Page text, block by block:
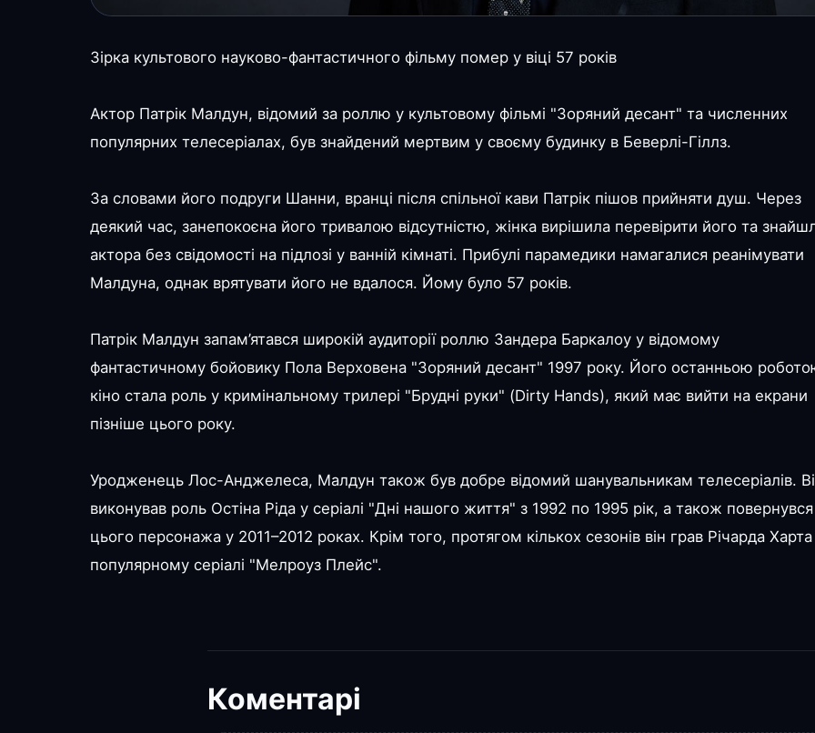
Зірка культового науково-фантастичного фільму помер у віці 57 років
Актор Патрік Малдун, відомий за роллю у культовому фільмі "Зоряний десант" та численних
популярних телесеріалах, був знайдений мертвим у своєму будинку в Беверлі-Гіллз.
За словами його подруги Шанни, вранці після спільної кави Патрік пішов прийняти душ. Через
деякий час, занепокоєна його тривалою відсутністю, жінка вирішила перевірити його та
актора без свідомості на підлозі у ванній кімнаті. Прибулі парамедики намагалися реанімувати
Малдуна, однак врятувати його не вдалося. Йому було 57 років.
Патрік Малдун запам’ятався широкій аудиторії роллю Зандера Баркалоу у відомому
фантастичному бойовику Пола Верховена "Зоряний десант" 1997 року. Його останньою
кіно стала роль у кримінальному трилері "Брудні руки" (Dirty Hands), який має вийти на екрани
пізніше цього року.
Уродженець Лос-Анджелеса, Малдун також був добре відомий шанувальникам телесеріалів.
виконував роль Остіна Ріда у серіалі "Дні нашого життя" з 1992 по 1995 рік, а також
цього персонажа у 2011–2012 роках. Крім того, протягом кількох сезонів він грав Річарда
популярному серіалі "Мелроуз Плейс".
Коментарі